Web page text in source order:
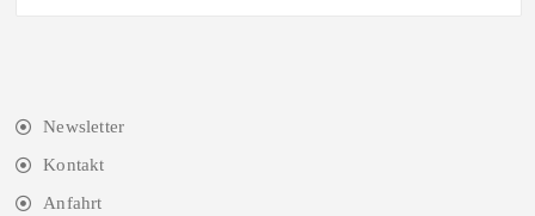
Newsletter
Kontakt
Anfahrt